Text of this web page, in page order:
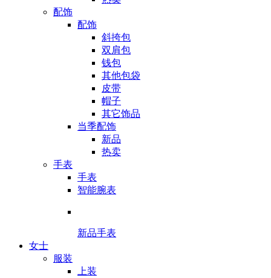
配饰
配饰
斜挎包
双肩包
钱包
其他包袋
皮带
帽子
其它饰品
当季配饰
新品
热卖
手表
手表
智能腕表
新品手表
女士
服装
上装